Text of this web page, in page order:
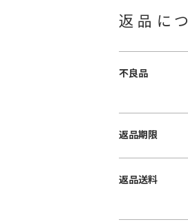
返品に
不良品
返品期限
返品送料